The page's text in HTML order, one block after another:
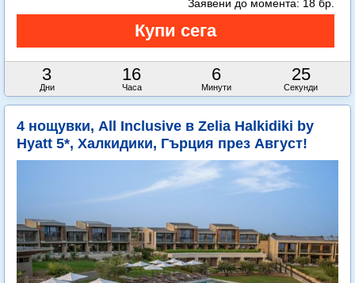
3
Дни
16
Часа
6
Минути
23
Секунди
Заявени до момента: 18 бр.
4 нощувки, All Inclusive в Zelia Halkidiki by
Hyatt 5*, Халкидики, Гърция през Август!